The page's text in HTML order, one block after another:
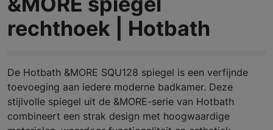
rechthoek | Hotbath
De Hotbath &MORE SQU128 spiegel is een verfijnde
toevoeging aan iedere moderne badkamer. Deze
stijlvolle spiegel uit de &MORE-serie van Hotbath
combineert een strak design met hoogwaardige